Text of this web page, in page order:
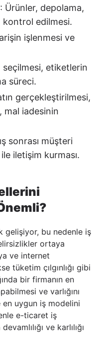
: Ürünler, depolama,
edilmesi.
işlenmesi ve
seçilmesi, etiketlerin
süreci.
gerçekleştirilmesi,
mal iadesinin
sonrası müşteri
iletişim kurması.
gelişiyor, bu nedenle iş
ortaya
ve internet
tüketim çılgınlığı gibi
bir firmanın en
ve varlığını
uygun iş modelini
e-ticaret iş
ve karlılığı